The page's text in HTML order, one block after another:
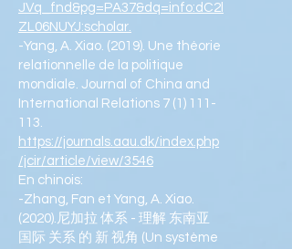
JVq_fnd&pg=PA37&dq=info:dC2l
ZL06NUYJ:scholar.
-Yang, A. Xiao. (2019). Une théorie
relationnelle de la politique
mondiale. Journal of China and
International Relations 7 (1) 111-
113.
https://journals.aau.dk/index.php
/jcir/article/view/3546
En chinois:
-Zhang, Fan et Yang, A. Xiao.
(2020).尼加拉 体系 - 理解 东南亚
国际 关系 的 新 视角 (Un système